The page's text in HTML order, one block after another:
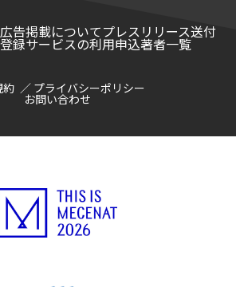
広告掲載についてプレスリリース送付
録サービスの利用申込著者一覧
約 プライバシーポリシー
お問い合わせ